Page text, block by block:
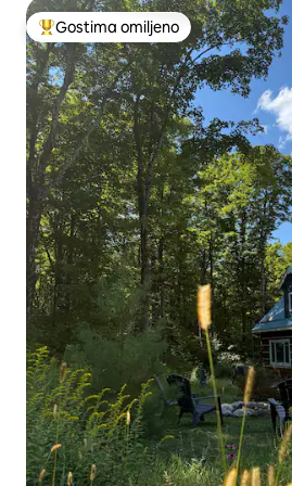
Najuspešniji među gostima omiljenim
Gostima omiljeno